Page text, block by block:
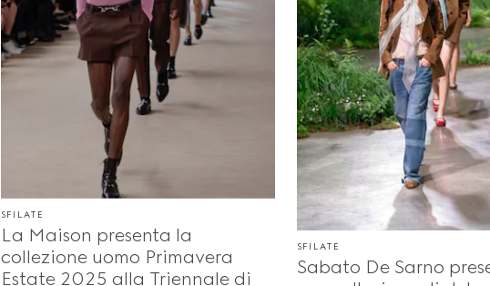
SFILATE
La Maison presenta la
collezione uomo Primavera
Estate 2025 alla Triennale di
SFILATE
Sabato De Sarno